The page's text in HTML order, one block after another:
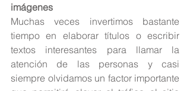
imágenes
Muchas veces invertimos bastante
tiempo en elaborar títulos o escribir
textos interesantes para llamar la
atención de las personas y casi
siempre olvidamos un factor importante